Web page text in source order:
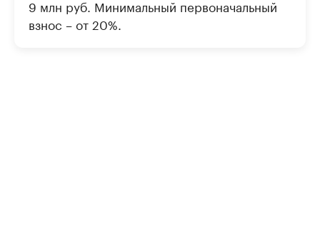
9 млн руб. Минимальный первоначальный
взнос – от 20%.